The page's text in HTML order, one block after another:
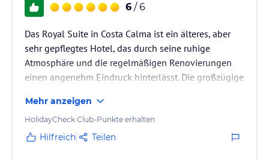
6 / 6
Das Royal Suite in Costa Calma ist ein älteres, aber
sehr gepflegtes Hotel, das durch seine ruhige
Atmosphäre und die regelmäßigen Renovierungen
einen angenehm Eindruck hinterlässt. Die großzügige
einen durchweg positiven Aufenthalt.
Mehr anzeigen
HolidayCheck Club-Punkte erhalten
Hilfreich Teilen